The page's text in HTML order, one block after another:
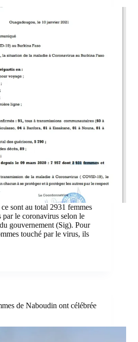
sont au total 2931 femmes
par le coronavirus selon le
gouvernement (Sig). Pour
touché par le virus, ils
de Naboudin ont célébrée